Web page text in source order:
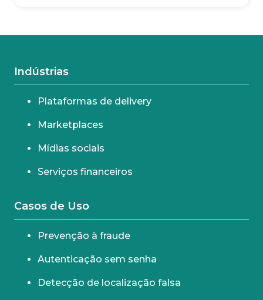
Indústrias
Plataformas de delivery
Marketplaces
Mídias sociais
Serviços financeiros
Casos de Uso
Prevenção à fraude
Autenticação sem senha
Detecção de localização falsa